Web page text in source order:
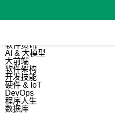
软件资讯
AI & 大模型
大前端
软件架构
开发技能
硬件 & IoT
DevOps
程序人生
数据库